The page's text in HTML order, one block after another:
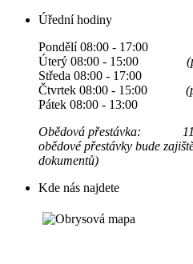
Úřední hodiny
Pondělí 08:00 - 17:00
Úterý 08:00 - 15:00
Středa 08:00 - 17:00
Čtvrtek 08:00 - 15:00
Pátek 08:00 - 13:00
Obědová přestávka:
obědové přestávky bude
dokumentů)
Kde nás najdete